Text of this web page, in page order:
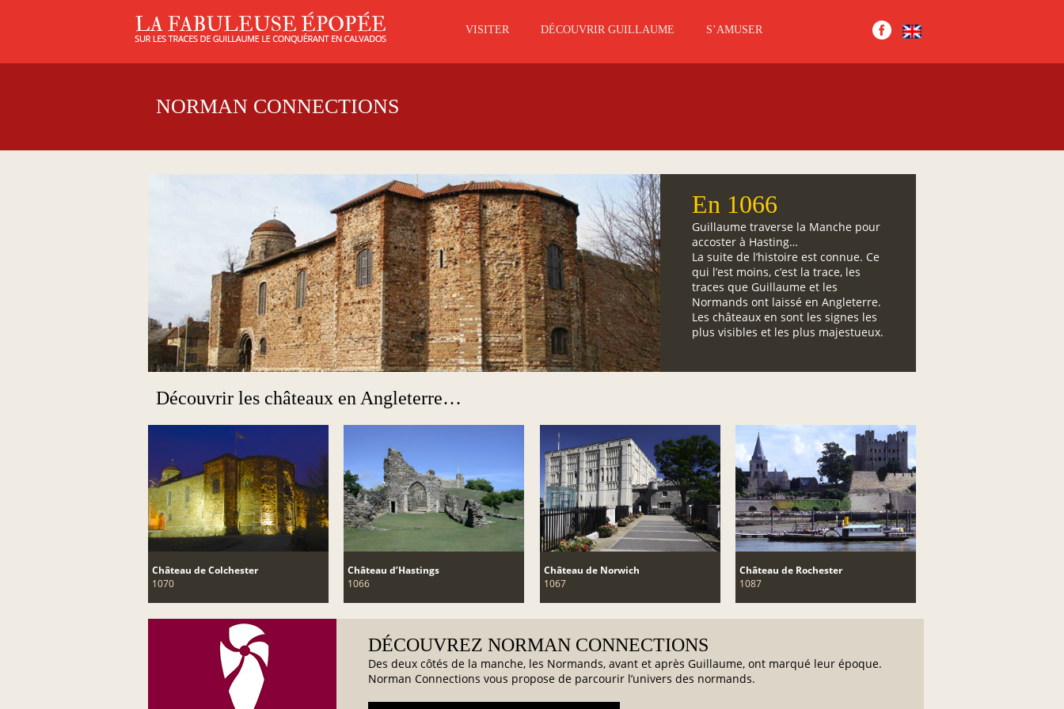
VISITER DÉCOUVRIR GUILLAUME S’AMUSER
NORMAN CONNECTIONS
En 1066
Guillaume traverse la Manche pour
accoster à Hasting…
La suite de l’histoire est connue. Ce
qui l’est moins, c’est la trace, les
traces que Guillaume et les
Normands ont laissé en Angleterre.
Les châteaux en sont les signes les
plus visibles et les plus majestueux.
Découvrir les châteaux en Angleterre…
Château de Colchester
1070
Château d’Hastings
1066
Château de Norwich
1067
Château de Rochester
1087
DÉCOUVREZ NORMAN CONNECTIONS
Des deux côtés de la manche, les Normands, avant et après Guillaume, ont marqué leur époque.
Norman Connections vous propose de parcourir l’univers des normands.